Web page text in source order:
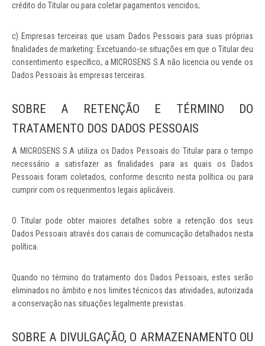
crédito do Titular ou para coletar pagamentos vencidos;
c) Empresas terceiras que usam Dados Pessoais para suas próprias
finalidades de marketing: Excetuando-se situações em que o Titular deu
consentimento específico, a MICROSENS S.A não licencia ou vende os
Dados Pessoais às empresas terceiras.
SOBRE A RETENÇÃO E TÉRMINO DO
TRATAMENTO DOS DADOS PESSOAIS
A MICROSENS S.A utiliza os Dados Pessoais do Titular para o tempo
necessário a satisfazer as finalidades para as quais os Dados
Pessoais foram coletados, conforme descrito nesta política ou para
cumprir com os requerimentos legais aplicáveis.
O Titular pode obter maiores detalhes sobre a retenção dos seus
Dados Pessoais através dos canais de comunicação detalhados nesta
política.
Quando no término do tratamento dos Dados Pessoais, estes serão
eliminados no âmbito e nos limites técnicos das atividades, autorizada
a conservação nas situações legalmente previstas.
SOBRE A DIVULGAÇÃO, O ARMAZENAMENTO OU